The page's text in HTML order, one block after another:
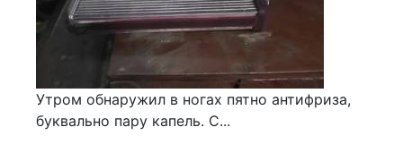
Утром обнаружил в ногах пятно антифриза,
буквально пару капель. С...